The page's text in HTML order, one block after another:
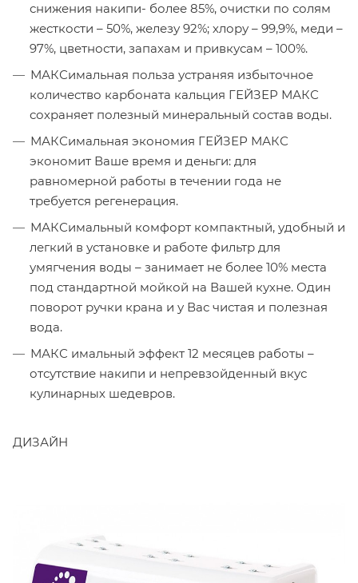
снижения накипи- более 85%, очистки по солям
жесткости – 50%, железу 92%; хлору – 99,9%, меди –
97%, цветности, запахам и привкусам – 100%.
МАКСимальная польза устраняя избыточное
количество карбоната кальция ГЕЙЗЕР МАКС
сохраняет полезный минеральный состав воды.
МАКСимальная экономия ГЕЙЗЕР МАКС
экономит Ваше время и деньги: для
равномерной работы в течении года не
требуется регенерация.
МАКСимальный комфорт компактный, удобный и
легкий в установке и работе фильтр для
умягчения воды – занимает не более 10% места
под стандартной мойкой на Вашей кухне. Один
поворот ручки крана и у Вас чистая и полезная
вода.
МАКС имальный эффект 12 месяцев работы –
отсутствие накипи и непревзойденный вкус
кулинарных шедевров.
ДИЗАЙН